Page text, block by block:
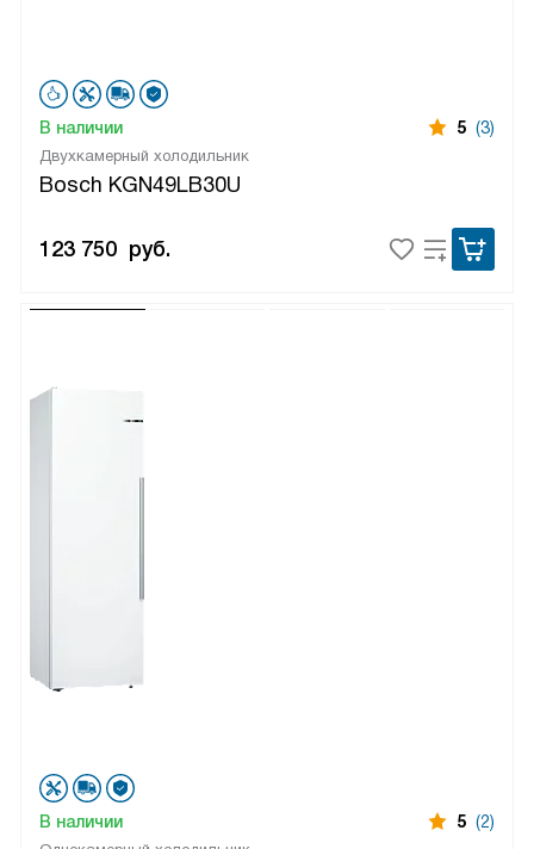
Двухкамерный холодильник
Bosch KGN49LB30U
В наличии 5 (3)
123 750 руб.
В наличии 5 (2)